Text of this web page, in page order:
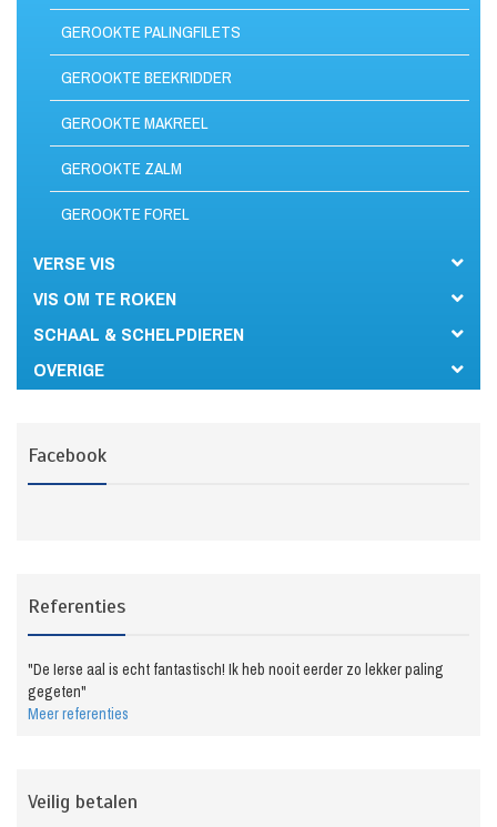
GEROOKTE PALINGFILETS
GEROOKTE BEEKRIDDER
GEROOKTE MAKREEL
GEROOKTE ZALM
GEROOKTE FOREL
VERSE VIS
VIS OM TE ROKEN
SCHAAL & SCHELPDIEREN
OVERIGE
Facebook
Referenties
"De Ierse aal is echt fantastisch! Ik heb nooit eerder zo lekker paling
gegeten"
Meer referenties
Veilig betalen